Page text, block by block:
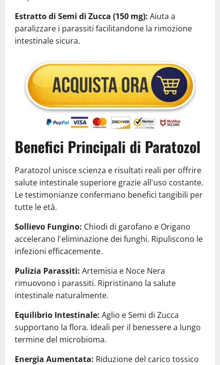
Estratto di Semi di Zucca (150 mg): Aiuta a
paralizzare i parassiti facilitandone la rimozione
intestinale sicura.
Benefici Principali di Paratozol
Paratozol unisce scienza e risultati reali per offrire
salute intestinale superiore grazie all'uso costante.
Le testimonianze confermano benefici tangibili per
tutte le età.
Sollievo Fungino: Chiodi di garofano e Origano
accelerano l'eliminazione dei funghi. Ripuliscono le
infezioni efficacemente.
Pulizia Parassiti: Artemisia e Noce Nera
rimuovono i parassiti. Ripristinano la salute
intestinale naturalmente.
Equilibrio Intestinale: Aglio e Semi di Zucca
supportano la flora. Ideali per il benessere a lungo
termine del microbioma.
Energia Aumentata: Riduzione del carico tossico